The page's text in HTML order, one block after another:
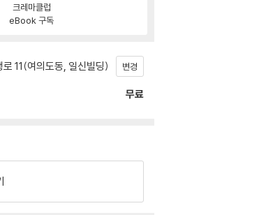
크레마클럽
eBook 구독
11(여의도동, 일신빌딩) 변경
무료